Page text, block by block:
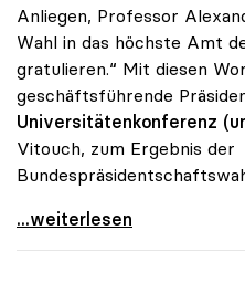
Anliegen, Professor
Wahl in das höchste Amt
gratulieren.“ Mit diesen
geschäftsführende
Universitätenkonferenz
Vitouch, zum Ergebnis der
uniko gratuliert dem
...weiterlesen